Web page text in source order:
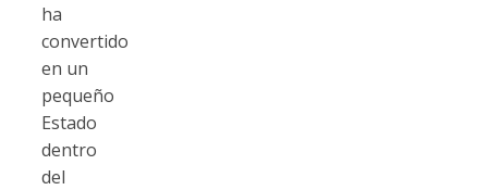
ha
convertido
en un
pequeño
Estado
dentro
del